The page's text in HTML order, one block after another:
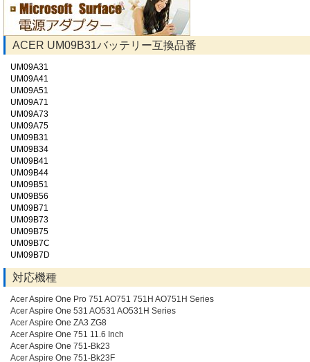
ACER UM09B31バッテリー互換品番
UM09A31
UM09A41
UM09A51
UM09A71
UM09A73
UM09A75
UM09B31
UM09B34
UM09B41
UM09B44
UM09B51
UM09B56
UM09B71
UM09B73
UM09B75
UM09B7C
UM09B7D
対応機種
Acer Aspire One Pro 751 AO751 751H AO751H Series
Acer Aspire One 531 AO531 AO531H Series
Acer Aspire One ZA3 ZG8
Acer Aspire One 751 11.6 Inch
Acer Aspire One 751-Bk23
Acer Aspire One 751-Bk23F